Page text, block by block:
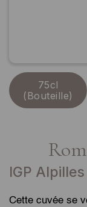
75cl
(Bouteille)
IGP Alpilles
Cette cuvée se